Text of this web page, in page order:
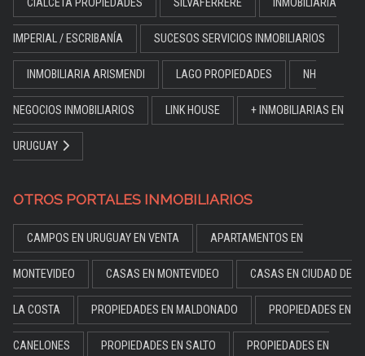
CIALCETA PROPIEDADES SILVAFERRERE INMOBILIARIA
IMPERIAL / ESCRIBANÍA SUCESOS SERVICIOS INMOBILIARIOS
INMOBILIARIA ARISMENDI LAGO PROPIEDADES NH
NEGOCIOS INMOBILIARIOS LINK HOUSE + INMOBILIARIAS EN
URUGUAY
OTROS PORTALES INMOBILIARIOS
CAMPOS EN URUGUAY EN VENTA APARTAMENTOS EN
MONTEVIDEO CASAS EN MONTEVIDEO CASAS EN CIUDAD DE
LA COSTA PROPIEDADES EN MALDONADO PROPIEDADES EN
CANELONES PROPIEDADES EN SALTO PROPIEDADES EN